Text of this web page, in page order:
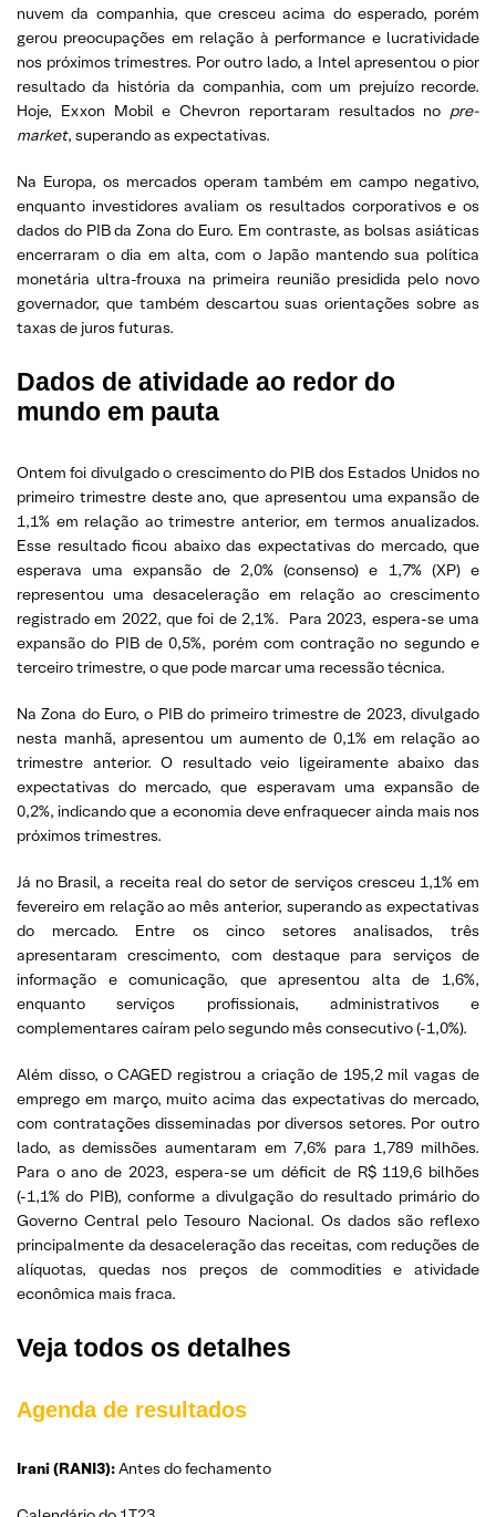
nuvem da companhia, que cresceu acima do esperado, porém
gerou preocupações em relação à performance e lucratividade
nos próximos trimestres. Por outro lado, a Intel apresentou o pior
resultado da história da companhia, com um prejuízo recorde.
Hoje, Exxon Mobil e Chevron reportaram resultados no pre-
market, superando as expectativas.
Na Europa, os mercados operam também em campo negativo,
enquanto investidores avaliam os resultados corporativos e os
dados do PIB da Zona do Euro. Em contraste, as bolsas asiáticas
encerraram o dia em alta, com o Japão mantendo sua política
monetária ultra-frouxa na primeira reunião presidida pelo novo
governador, que também descartou suas orientações sobre as
taxas de juros futuras.
Dados de atividade ao redor do
mundo em pauta
Ontem foi divulgado o crescimento do PIB dos Estados Unidos no
primeiro trimestre deste ano, que apresentou uma expansão de
1,1% em relação ao trimestre anterior, em termos anualizados.
Esse resultado ficou abaixo das expectativas do mercado, que
esperava uma expansão de 2,0% (consenso) e 1,7% (XP) e
representou uma desaceleração em relação ao crescimento
registrado em 2022, que foi de 2,1%. Para 2023, espera-se uma
expansão do PIB de 0,5%, porém com contração no segundo e
terceiro trimestre, o que pode marcar uma recessão técnica.
Na Zona do Euro, o PIB do primeiro trimestre de 2023, divulgado
nesta manhã, apresentou um aumento de 0,1% em relação ao
trimestre anterior. O resultado veio ligeiramente abaixo das
expectativas do mercado, que esperavam uma expansão de
0,2%, indicando que a economia deve enfraquecer ainda mais nos
próximos trimestres.
Já no Brasil, a receita real do setor de serviços cresceu 1,1% em
fevereiro em relação ao mês anterior, superando as expectativas
do mercado. Entre os cinco setores analisados, três
apresentaram crescimento, com destaque para serviços de
informação e comunicação, que apresentou alta de 1,6%,
enquanto serviços profissionais, administrativos e
complementares caíram pelo segundo mês consecutivo (-1,0%).
Além disso, o CAGED registrou a criação de 195,2 mil vagas de
emprego em março, muito acima das expectativas do mercado,
com contratações disseminadas por diversos setores. Por outro
lado, as demissões aumentaram em 7,6% para 1,789 milhões.
Para o ano de 2023, espera-se um déficit de R$ 119,6 bilhões
(-1,1% do PIB), conforme a divulgação do resultado primário do
Governo Central pelo Tesouro Nacional. Os dados são reflexo
principalmente da desaceleração das receitas, com reduções de
alíquotas, quedas nos preços de commodities e atividade
econômica mais fraca.
Veja todos os detalhes
Agenda de resultados
Irani (RANI3):Antes do fechamento